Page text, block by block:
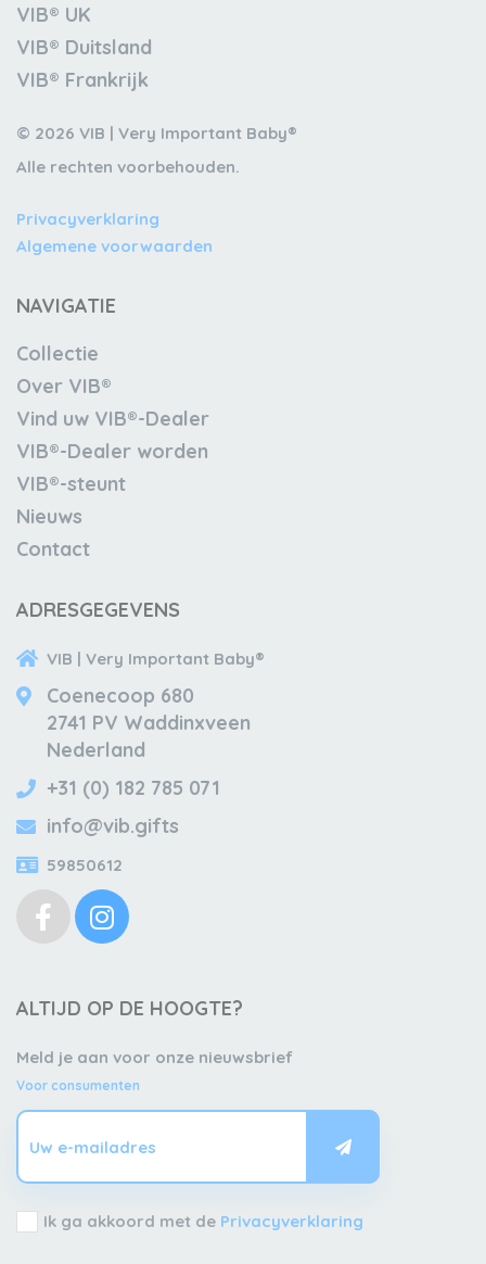
VIB® UK
VIB® Duitsland
VIB® Frankrijk
© 2026 VIB | Very Important Baby®
Alle rechten voorbehouden.
Privacyverklaring
Algemene voorwaarden
NAVIGATIE
Collectie
Over VIB®
Vind uw VIB®-Dealer
VIB®-Dealer worden
VIB®-steunt
Nieuws
Contact
ADRESGEGEVENS
VIB | Very Important Baby®
Coenecoop 680
2741 PV Waddinxveen
Nederland
+31 (0) 182 785 071
info@vib.gifts
59850612
ALTIJD OP DE HOOGTE?
Meld je aan voor onze nieuwsbrief
Voor consumenten
Ik ga akkoord met de Privacyverklaring